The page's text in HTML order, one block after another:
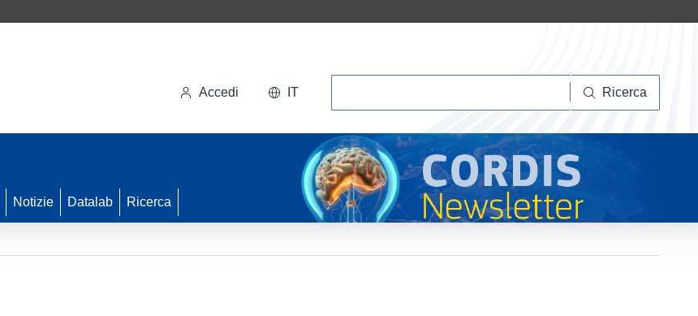
Accedi IT Ricerca
Notizie Datalab Ricerca